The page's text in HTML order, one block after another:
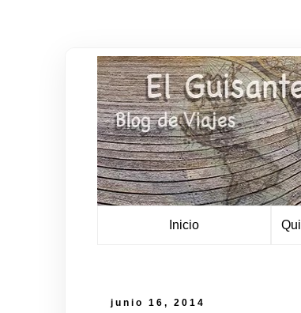
Inicio
junio 16, 2014